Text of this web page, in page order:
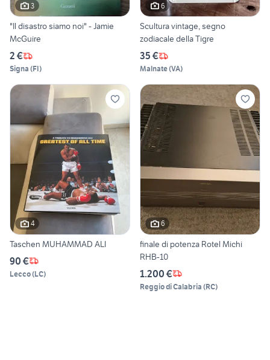
3
"Il disastro siamo noi" - Jamie
McGuire
2 €
Signa (FI)
6
Scultura vintage, segno
zodiacale della Tigre
35 €
Malnate(VA)
4
Taschen MUHAMMAD ALI
90 €
Lecco(LC)
6
finale di potenza Rotel Michi
RHB-10
1.200 €
Reggio di Calabria (RC)